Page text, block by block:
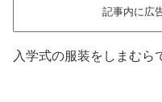
記事内に広
入学式の服装をしまむら